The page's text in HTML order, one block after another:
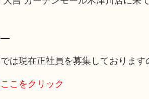
—
は現在正社員を募集しておりま
こをクリック